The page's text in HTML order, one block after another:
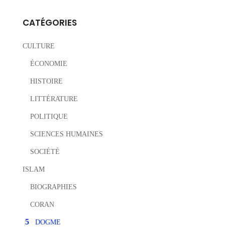
CATÉGORIES
CULTURE
ÉCONOMIE
HISTOIRE
LITTÉRATURE
POLITIQUE
SCIENCES HUMAINES
SOCIÉTÉ
ISLAM
BIOGRAPHIES
CORAN
DOGME